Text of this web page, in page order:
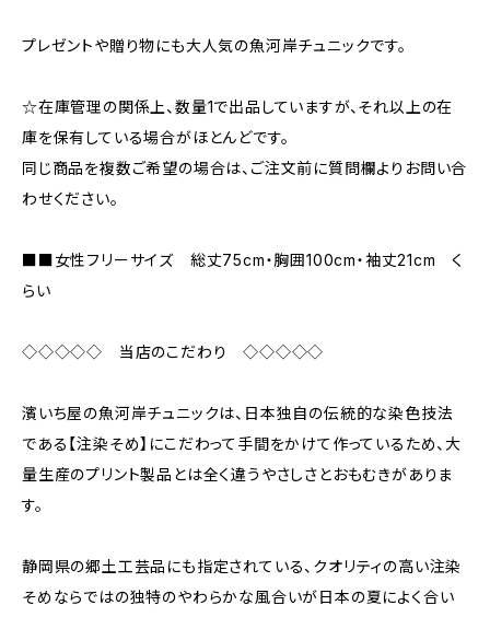
プレゼントや贈り物にも大人気の魚河岸チュニックです。
☆在庫管理の関係上、数量1で出品していますが、それ以上の在
庫を保有している場合がほとんどです。
同じ商品を複数ご希望の場合は、ご注文前に質問欄よりお問い合
わせください。
■■女性フリーサイズ 総丈75cm・胸囲100cm・袖丈21cm く
らい
◇◇◇◇◇ 当店のこだわり ◇◇◇◇◇
濱いち屋の魚河岸チュニックは、日本独自の伝統的な染色技法
である【注染そめ】にこだわって手間をかけて作っているため、大
量生産のプリント製品とは全く違うやさしさとおもむきがありま
す。
静岡県の郷土工芸品にも指定されている、クオリティの高い注染
そめならではの独特のやわらかな風合いが日本の夏によく合い